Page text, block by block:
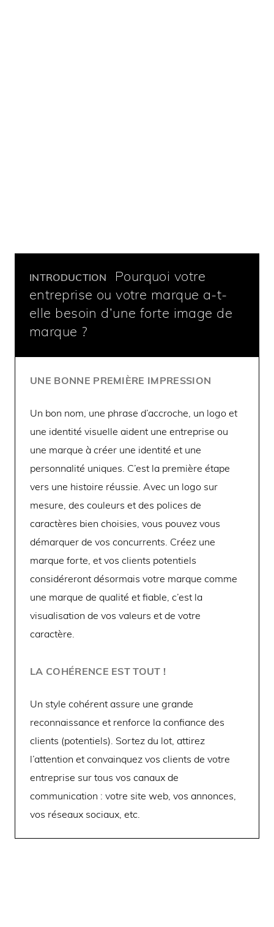
INTRODUCTION
Pourquoi votre
entreprise ou votre marque a-t-
elle besoin d’une forte image de
marque ?
UNE BONNE PREMIÈRE IMPRESSION
Un bon nom, une phrase d’accroche, un logo et
une identité visuelle aident une entreprise ou
une marque à créer une identité et une
personnalité uniques. C’est la première étape
vers une histoire réussie. Avec un logo sur
mesure, des couleurs et des polices de
caractères bien choisies, vous pouvez vous
démarquer de vos concurrents. Créez une
marque forte, et vos clients potentiels
considéreront désormais votre marque comme
une marque de qualité et fiable, c’est la
visualisation de vos valeurs et de votre
caractère.
LA COHÉRENCE EST TOUT !
Un style cohérent assure une grande
reconnaissance et renforce la confiance des
clients (potentiels). Sortez du lot, attirez
l’attention et convainquez vos clients de votre
entreprise sur tous vos canaux de
communication : votre site web, vos annonces,
vos réseaux sociaux, etc.